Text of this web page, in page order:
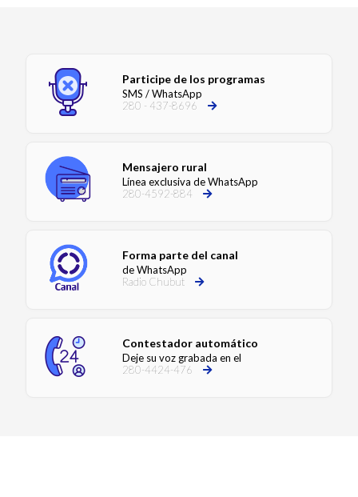
Participe de los programas
SMS / WhatsApp
280 - 437-8696
Mensajero rural
Línea exclusiva de WhatsApp
280-4592-884
Forma parte del canal
de WhatsApp
Radio Chubut
Contestador automático
Deje su voz grabada en el
280-4424-476